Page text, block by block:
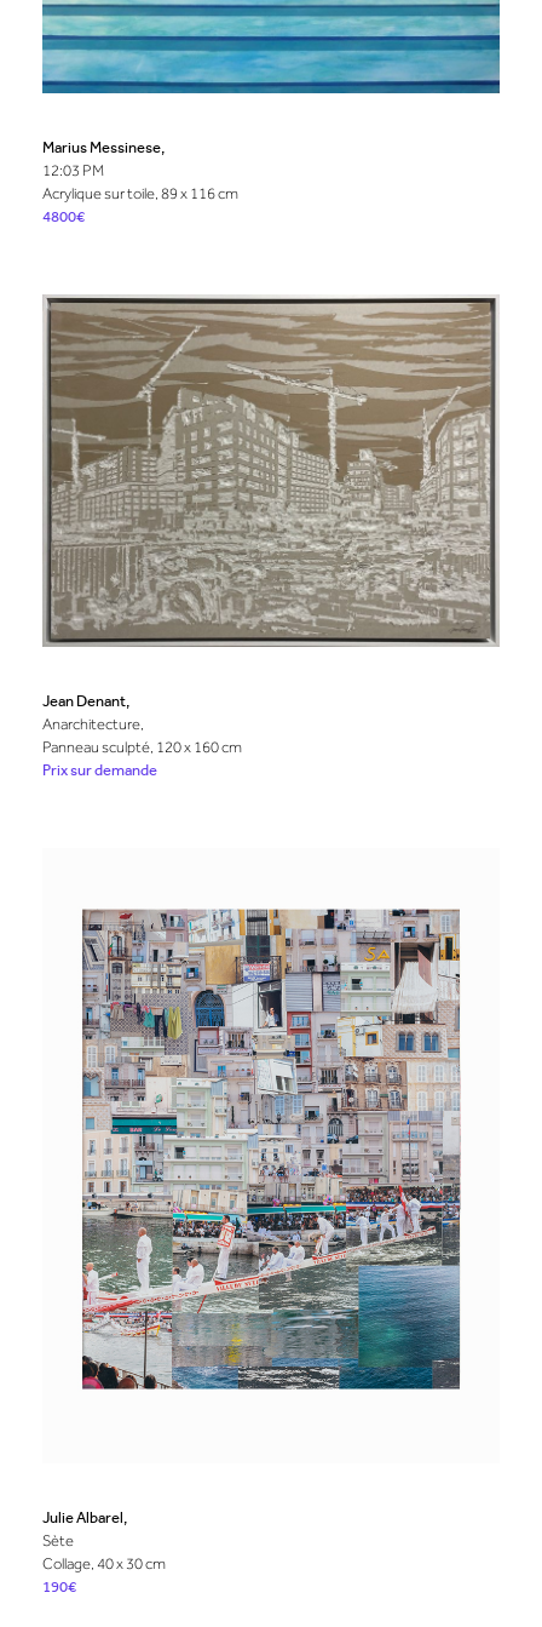
Marius Messinese,
12:03 PM
Acrylique sur toile, 89 x 116 cm
4800€
Jean Denant,
Anarchitecture,
Panneau sculpté, 120 x 160 cm
Prix sur demande
Julie Albarel,
Sète
Collage, 40 x 30 cm
190€